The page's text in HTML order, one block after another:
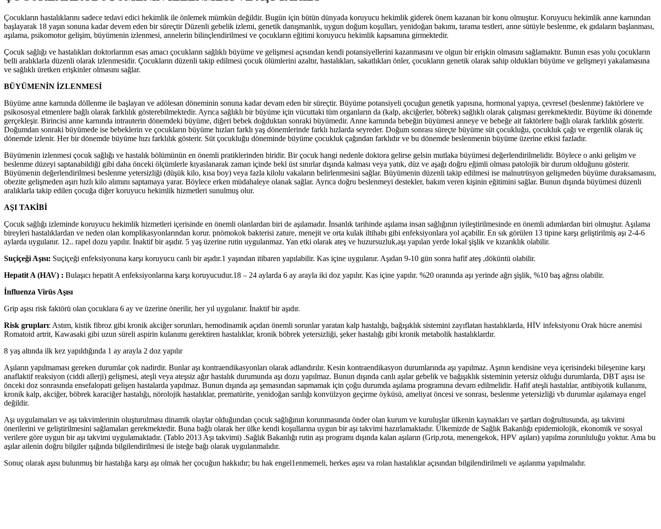
Çocukların hastalıklarını sadece tedavi edici hekimlik ile önlemek mümkün değildir. Bugün için bütün dünyada koruyucu hekimlik giderek önem kazanan bir konu olmuştur. Koruyucu hekimlik anne karnından
başlayarak 18 yaşın sonuna kadar devem eden bir süreçtir Düzenli gebelik izlemi, genetik danışmanlık, uygun doğum koşulları, yenidoğan bakımı, tarama testleri, anne sütüyle beslenme, ek gıdaların başlanması,
aşılama, psikomotor gelişim, büyümenin izlenmesi, annelerin bilinçlendirilmesi ve çocukların eğitimi koruyucu hekimlik kapsamına girmektedir.
Çocuk sağlığı ve hastalıkları doktorlarının esas amacı çocukların sağlıklı büyüme ve gelişmesi açısından kendi potansiyellerini kazanmasını ve olgun bir erişkin olmasını sağlamaktır. Bunun esas yolu çocukların
belli aralıklarla düzenli olarak izlenmesidir. Çocukların düzenli takip edilmesi çocuk ölümlerini azaltır, hastalıkları, sakatlıkları önler, çocukların genetik olarak sahip oldukları büyüme ve gelişmeyi yakalamasına
ve sağlıklı üretken erişkinler olmasını sağlar.
BÜYÜMENİN İZLENMESİ
Büyüme anne karnında döllenme ile başlayan ve adölesan döneminin sonuna kadar devam eden bir süreçtir. Büyüme potansiyeli çocuğun genetik yapısına, hormonal yapıya, çevresel (beslenme) faktörlere ve
psikososyal etmenlere bağlı olarak farklılık gösterebilmektedir. Ayrıca sağlıklı bir büyüme için vücuttaki tüm organların da (kalp, akciğerler, böbrek) sağlıklı olarak çalışması gerekmektedir. Büyüme iki dönemde
gerçekleşir. Birincisi anne karnında intrauterin dönemdeki büyüme, diğeri bebek doğduktan sonraki büyümedir. Anne karnında bebeğin büyümesi anneye ve bebeğe ait faktörlere bağlı olarak farklılık gösterir.
Doğumdan sonraki büyümede ise bebeklerin ve çocukların büyüme hızları farklı yaş dönemlerinde farklı hızlarda seyreder. Doğum sonrası süreçte büyüme süt çocukluğu, çocukluk çağı ve ergenlik olarak üç
dönemde izlenir. Her bir dönemde büyüme hızı farklılık gösterir. Süt çocukluğu döneminde büyüme çocukluk çağından farklıdır ve bu dönemde beslenmenin büyüme üzerine etkisi fazladır.
Büyümenin izlenmesi çocuk sağlığı ve hastalık bölümünün en önemli pratiklerinden biridir. Bir çocuk hangi nedenle doktora gelirse gelsin mutlaka büyümesi değerlendirilmelidir. Böylece o anki gelişim ve
beslenme düzeyi saptanabildiği gibi daha önceki ölçümlerle kıyaslanarak zaman içinde bekl üst sınırlar dışında kalması veya yatık, düz ve aşağı doğru eğimli olması patolojik bir durum olduğunu gösterir.
Büyümenin değerlendirilmesi beslenme yetersizliği (düşük kilo, kısa boy) veya fazla kilolu vakaların belirlenmesini sağlar. Büyümenin düzenli takip edilmesi ise malnutrüsyon gelişmeden büyüme duraksamasını,
obezite gelişmeden aşırı hızlı kilo alımını saptamaya yarar. Böylece erken müdahaleye olanak sağlar. Ayrıca doğru beslenmeyi destekler, bakım veren kişinin eğitimini sağlar. Bunun dışında büyümesi düzenli
aralıklarla takip edilen çocuğa diğer koruyucu hekimlik hizmetleri sunulmuş olur.
AŞI TAKİBİ
Çocuk sağlığı izleminde koruyucu hekimlik hizmetleri içerisinde en önemli olanlardan biri de aşılamadır. İnsanlık tarihinde aşılama insan sağlığının iyileştirilmesinde en önemli adımlardan biri olmuştur. Aşılama
bireyleri hastalıklardan ve neden olan komplikasyonlarından korur. pnömokok bakterisi zature, menejit ve orta kulak iltihabı gibi enfeksiyonlara yol açabilir. En sık görülen 13 tipine karşı geliştirilmiş aşı 2-4-6
aylarda uygulanır. 12.. rapel dozu yapılır. İnaktif bir aşıdır. 5 yaş üzerine rutin uygulanmaz. Yan etki olarak ateş ve huzursuzluk,aşı yapılan yerde lokal şişlik ve kızarıklık olabilir.
Suçiçeği Aşısı: Suçiçeği enfeksiyonuna karşı koruyucu canlı bir aşıdır.1 yaşından itibaren yapılabilir. Kas içine uygulanır. Aşıdan 9-10 gün sonra hafif ateş ,döküntü olabilir.
Hepatit A (HAV) : Bulaşıcı hepatit A enfeksiyonlarına karşı koruyucudur.18 – 24 aylarda 6 ay arayla iki doz yapılır. Kas içine yapılır. %20 oranında aşı yerinde ağrı şişlik, %10 baş ağrısı olabilir.
İnfluenza Virüs Aşısı
Grip aşısı risk faktörü olan çocuklara 6 ay ve üzerine önerilir, her yıl uygulanır. İnaktif bir aşıdır.
Risk grupları: Astım, kistik fibroz gibi kronik akciğer sorunları, hemodinamik açıdan önemli sorunlar yaratan kalp hastalığı, bağışıklık sistemini zayıflatan hastalıklarda, HİV infeksiyonu Orak hücre anemisi
Romatoid artrit, Kawasaki gibi uzun süreli aspirin kulanımı gerektiren hastalıklar, kronik böbrek yetersizliği, şeker hastalığı gibi kronik metabolik hastalıklardır.
8 yaş altında ilk kez yapıldığında 1 ay arayla 2 doz yapılır
Aşıların yapılmaması gereken durumlar çok nadirdir. Bunlar aşı kontraendikasyonları olarak adlandırılır. Kesin kontraendikasyon durumlarında aşı yapılmaz. Aşının kendisine veya içerisindeki bileşenine karşı
anaflaktif reaksiyon (ciddi allerji) gelişmesi, ateşli veya ateşsiz ağır hastalık durumunda aşı dozu yapılmaz. Bunun dışında canlı aşılar gebelik ve bağışıklık sisteminin yetersiz olduğu durumlarda, DBT aşısı ise
önceki doz sonrasında ensefalopati gelişen hastalarda yapılmaz. Bunun dışında aşı şemasından sapmamak için çoğu durumda aşılama programına devam edilmelidir. Hafif ateşli hastalılar, antibiyotik kullanımı,
kronik kalp, akciğer, böbrek karaciğer hastalığı, nörolojik hastalıklar, prematürite, yenidoğan sarılığı konvülzyon geçirme öyküsü, ameliyat öncesi ve sonrası, beslenme yetersizliği vb durumlar aşılamaya engel
değildir.
Aşı uygulamaları ve aşı takvimlerinin oluşturulması dinamik olaylar olduğundan çocuk sağlığının korunmasında önder olan kurum ve kuruluşlar ülkenin kaynakları ve şartları doğrultusunda, aşı takvimi
önerilerini ve geliştirilmesini sağlamaları gerekmektedir. Buna bağlı olarak her ülke kendi koşullarına uygun bir aşı takvimi hazırlamaktadır. Ülkemizde de Sağlık Bakanlığı epidemiolojik, ekonomik ve sosyal
verilere göre uygun bir aşı takvimi uygulamaktadır. (Tablo 2013 Aşı takvimi) .Sağlık Bakanlığı rutin aşı programı dışında kalan aşıların (Grip,rota, menengekok, HPV aşıları) yapılma zorunluluğu yoktur. Ama bu
aşılar ailenin doğru bilgiler ışığında bilgilendirilmesi ile isteğe bağı olarak uygulanmalıdır.
Sonuç olarak aşısı bulunmuş bir hastalığa karşı aşı olmak her çocuğun hakkıdır; bu hak engel1enmemeli, herkes aşısı va rolan hastalıklar açısından bilgilendirilmeli ve aşılanma yapılmalıdır.